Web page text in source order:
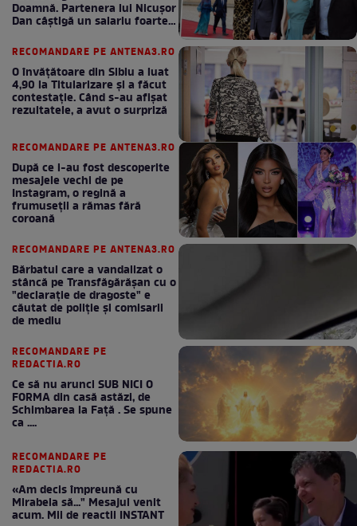
Doamnă. Partenera lui Nicușor
Dan câștigă un salariu foarte
RECOMANDARE PE ANTENA3.RO
O învățătoare din Sibiu a luat
4,90 la Titularizare și a făcut
contestație. Când s-au afișat
rezultatele, a avut o surpriză
RECOMANDARE PE ANTENA3.RO
După ce i-au fost descoperite
mesajele vechi de pe
Instagram, o regină a
frumuseții a rămas fără
coroană
RECOMANDARE PE ANTENA3.RO
Bărbatul care a vandalizat o
stâncă pe Transfăgărășan cu o
"declaraţie de dragoste" e
căutat de poliție și comisarii
de mediu
RECOMANDARE PE
REDACTIA.RO
Ce să nu arunci SUB NICI O
FORMA din casă astăzi, de
Schimbarea la Față . Se spune
ca ....
RECOMANDARE PE
REDACTIA.RO
«Am decis împreună cu
Mirabela să..." Mesajul venit
acum. Mii de reactii INSTANT